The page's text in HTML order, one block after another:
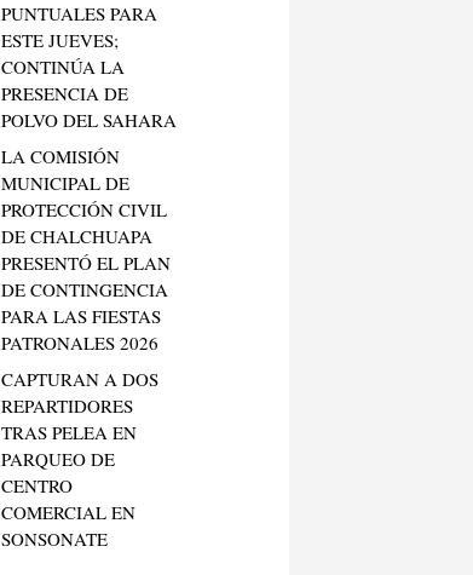
PUNTUALES PARA
ESTE JUEVES;
CONTINÚA LA
PRESENCIA DE
POLVO DEL SAHARA
LA COMISIÓN
MUNICIPAL DE
PROTECCIÓN CIVIL
DE CHALCHUAPA
PRESENTÓ EL PLAN
DE CONTINGENCIA
PARA LAS FIESTAS
PATRONALES 2026
CAPTURAN A DOS
REPARTIDORES
TRAS PELEA EN
PARQUEO DE
CENTRO
COMERCIAL EN
SONSONATE